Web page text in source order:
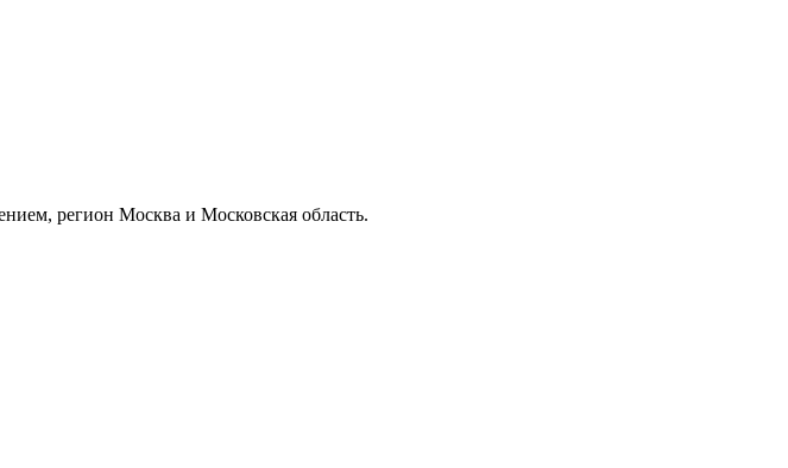
регион Москва и Московская область.